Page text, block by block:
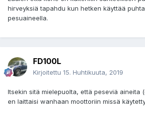
hirveyksiä tapahdu kun hetken käyttää
pesuaineella.
FD100L
Kirjoitettu 15. Huhtikuuta, 2019
Itsekin sitä mielepuolta, että peseviä aineita
en laittaisi wanhaan moottoriin missä